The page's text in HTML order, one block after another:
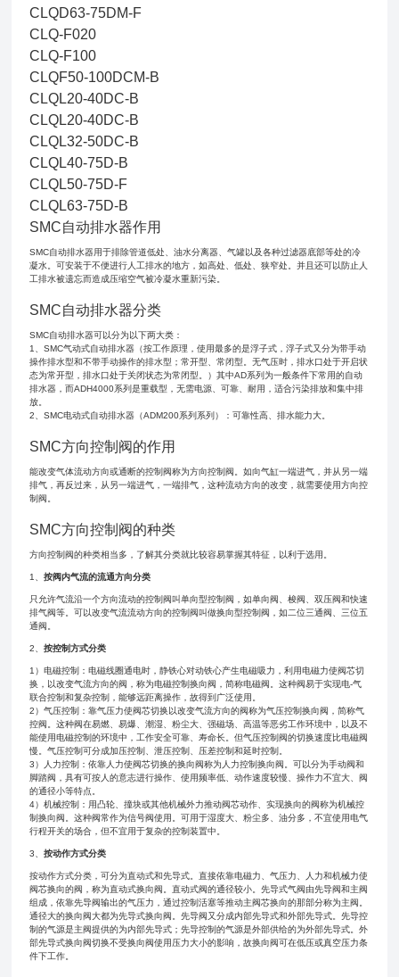
CLQD63-75DM-F
CLQ-F020
CLQ-F100
CLQF50-100DCM-B
CLQL20-40DC-B
CLQL20-40DC-B
CLQL32-50DC-B
CLQL40-75D-B
CLQL50-75D-F
CLQL63-75D-B
SMC自动排水器作用
SMC自动排水器用于排除管道低处、油水分离器、气罐以及各种过滤器底部等处的冷
凝水。可安装于不便进行人工排水的地方，如高处、低处、狭窄处。并且还可以防止人
工排水被遗忘而造成压缩空气被冷凝水重新污染。
SMC自动排水器分类
SMC自动排水器可以分为以下两大类：
1、SMC气动式自动排水器（按工作原理，使用最多的是浮子式，浮子式又分为带手动
操作排水型和不带手动操作的排水型；常开型、常闭型。无气压时，排水口处于开启状
态为常开型，排水口处于关闭状态为常闭型。）其中AD系列为一般条件下常用的自动
排水器，而ADH4000系列是重载型，无需电源、可靠、耐用，适合污染排放和集中排
放。
2、SMC电动式自动排水器（ADM200系列系列）：可靠性高、排水能力大。
SMC方向控制阀的作用
能改变气体流动方向或通断的控制阀称为方向控制阀。如向气缸一端进气，并从另一端
排气，再反过来，从另一端进气，一端排气，这种流动方向的改变，就需要使用方向控
制阀。
SMC方向控制阀的种类
方向控制阀的种类相当多，了解其分类就比较容易掌握其特征，以利于选用。
1、按阀内气流的流通方向分类
只允许气流沿一个方向流动的控制阀叫单向型控制阀，如单向阀、梭阀、双压阀和快速
排气阀等。可以改变气流流动方向的控制阀叫做换向型控制阀，如二位三通阀、三位五
通阀。
2、按控制方式分类
1）电磁控制：电磁线圈通电时，静铁心对动铁心产生电磁吸力，利用电磁力使阀芯切
换，以改变气流方向的阀，称为电磁控制换向阀，简称电磁阀。这种阀易于实现电-气
联合控制和复杂控制，能够远距离操作，故得到广泛使用。
2）气压控制：靠气压力使阀芯切换以改变气流方向的阀称为气压控制换向阀，简称气
控阀。这种阀在易燃、易爆、潮湿、粉尘大、强磁场、高温等恶劣工作环境中，以及不
能使用电磁控制的环境中，工作安全可靠、寿命长。但气压控制阀的切换速度比电磁阀
慢。气压控制可分成加压控制、泄压控制、压差控制和延时控制。
3）人力控制：依靠人力使阀芯切换的换向阀称为人力控制换向阀。可以分为手动阀和
脚踏阀，具有可按人的意志进行操作、使用频率低、动作速度较慢、操作力不宜大、阀
的通径小等特点。
4）机械控制：用凸轮、撞块或其他机械外力推动阀芯动作、实现换向的阀称为机械控
制换向阀。这种阀常作为信号阀使用。可用于湿度大、粉尘多、油分多，不宜使用电气
行程开关的场合，但不宜用于复杂的控制装置中。
3、按动作方式分类
按动作方式分类，可分为直动式和先导式。直接依靠电磁力、气压力、人力和机械力使
阀芯换向的阀，称为直动式换向阀。直动式阀的通径较小。先导式气阀由先导阀和主阀
组成，依靠先导阀输出的气压力，通过控制活塞等推动主阀芯换向的那部分称为主阀。
通径大的换向阀大都为先导式换向阀。先导阀又分成内部先导式和外部先导式。先导控
制的气源是主阀提供的为内部先导式；先导控制的气源是外部供给的为外部先导式。外
部先导式换向阀切换不受换向阀使用压力大小的影响，故换向阀可在低压或真空压力条
件下工作。